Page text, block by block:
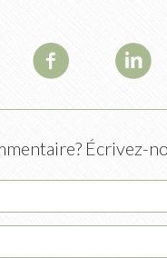
Écrivez-